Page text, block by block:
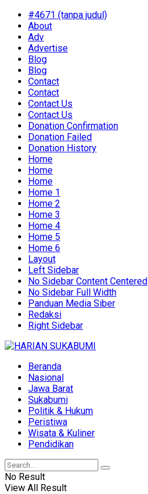
#4671 (tanpa judul)
About
Adv
Advertise
Blog
Blog
Contact
Contact
Contact Us
Contact Us
Donation Confirmation
Donation Failed
Donation History
Home
Home
Home
Home 1
Home 2
Home 3
Home 4
Home 5
Home 6
Layout
Left Sidebar
No Sidebar Content Centered
No Sidebar Full Width
Panduan Media Siber
Redaksi
Right Sidebar
Beranda
Nasional
Jawa Barat
Sukabumi
Politik & Hukum
Peristiwa
Wisata & Kuliner
Pendidikan
No Result
View All Result